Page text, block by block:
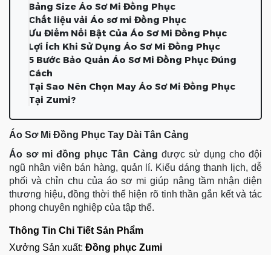
Bảng Size Áo Sơ Mi Đồng Phục
Chất liệu vải Áo sơ mi Đồng Phục
Ưu Điểm Nổi Bật Của Áo Sơ Mi Đồng Phục
Lợi Ích Khi Sử Dụng Áo Sơ Mi Đồng Phục
5 Bước Bảo Quản Áo Sơ Mi Đồng Phục Đúng
Cách
Tại Sao Nên Chọn May Áo Sơ Mi Đồng Phục
Tại Zumi?
Áo Sơ Mi Đồng Phục Tay Dài Tân Cảng
Áo sơ mi đồng phục Tân Cảng được sử dụng cho đội
ngũ nhân viên bán hàng, quản lí. Kiểu dáng thanh lịch, dễ
phối và chỉn chu của áo sơ mi giúp nâng tầm nhận diện
thương hiệu, đồng thời thể hiện rõ tinh thần gắn kết và tác
phong chuyên nghiệp của tập thể.
Thông Tin Chi Tiết Sản Phẩm
Xưởng Sản xuất: Đồng phục Zumi